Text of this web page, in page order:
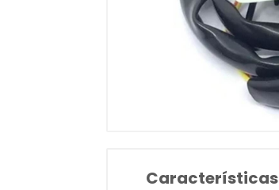
Características